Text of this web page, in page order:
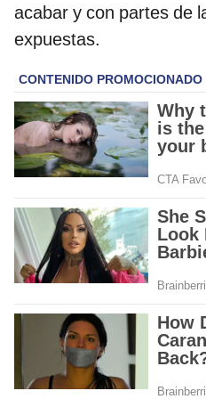
acabar y con partes de
expuestas.